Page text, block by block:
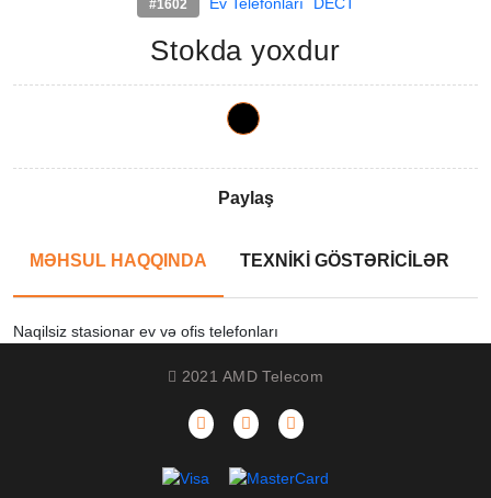
#1602
Stokda yoxdur
Paylaş
MƏHSUL HAQQINDA TEXNİKİ GÖSTƏRİCİLƏR
Naqilsiz stasionar ev və ofis telefonları
2021 AMD Telecom